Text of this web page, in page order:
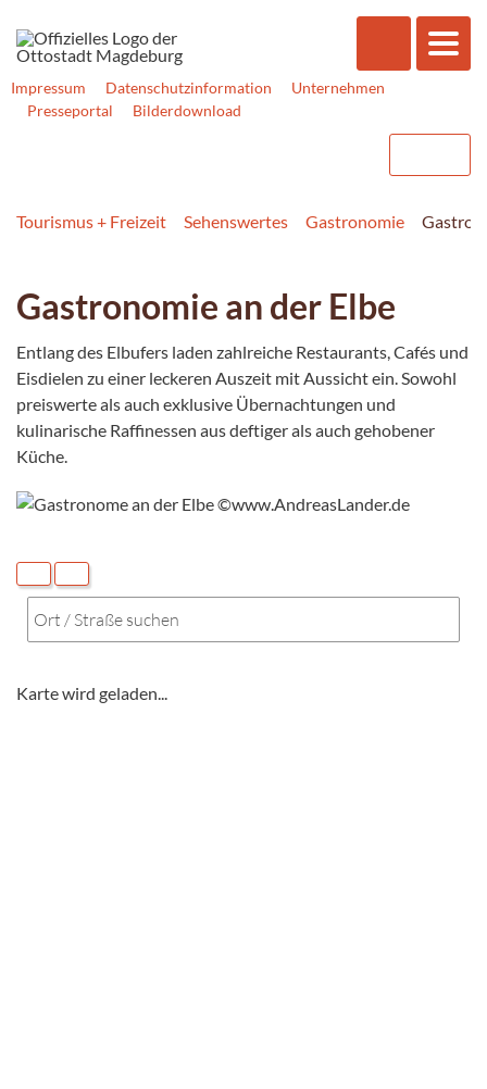
Impressum Datenschutzinformation
Unternehmen
Presseportal
Bilderdownload
Tourismus + Freizeit Sehenswertes Gastronomie
Gastronomie an der Elbe
Entlang des Elbufers laden zahlreiche Restaurants, Cafés und
Eisdielen zu einer leckeren Auszeit mit Aussicht ein. Sowohl
preiswerte als auch exklusive Übernachtungen und
kulinarische Raffinessen aus deftiger als auch gehobener
Küche.
Karte wird geladen...